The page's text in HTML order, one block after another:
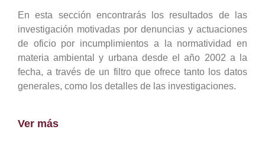
En esta sección encontrarás los resultados de las
investigación motivadas por denuncias y actuaciones
de oficio por incumplimientos a la normatividad en
materia ambiental y urbana desde el año 2002 a la
fecha, a través de un filtro que ofrece tanto los datos
generales, como los detalles de las investigaciones.
Ver más